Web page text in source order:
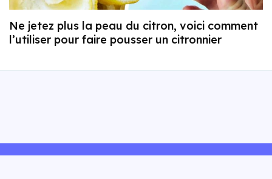
Ne jetez plus la peau du citron, voici comment
l’utiliser pour faire pousser un citronnier